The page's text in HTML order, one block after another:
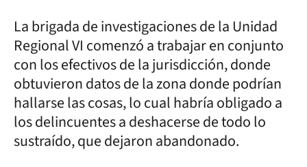
La brigada de investigaciones de la Unidad
Regional VI comenzó a trabajar en conjunto
con los efectivos de la jurisdicción, donde
obtuvieron datos de la zona donde podrían
hallarse las cosas, lo cual habría obligado a
los delincuentes a deshacerse de todo lo
sustraído, que dejaron abandonado.